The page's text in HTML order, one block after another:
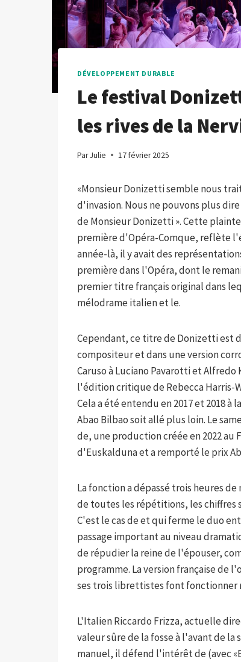
DÉVELOPPEMENT DURABLE
Le festival
les rives de la
ParJulie 17 février 2025
«Monsieur Donizetti semble nous
d'invasion. Nous ne pouvons plus
de Monsieur Donizetti ». Cette
première d'Opéra-Comque, reflète
année-là, il y avait des
première dans l'Opéra, dont le
premier titre français original dans
mélodrame italien et le.
Cependant, ce titre de Donizetti est
compositeur et dans une version
Caruso à Luciano Pavarotti et Alfredo
l'édition critique de Rebecca Harris-
Cela a été entendu en 2017 et 2018
Abao Bilbao soit allé plus loin. Le
de, une production créée en 2022 au
d'Euskalduna et a remporté le prix
La fonction a dépassé trois heures
de toutes les répétitions, les chiffres
C'est le cas de et qui ferme le duo
passage important au niveau
de répudier la reine de l'épouser,
programme. La version française
ses trois librettistes font fonctionner
L'Italien Riccardo Frizza, actuelle
valeur sûre de la fosse à l'avant de
manuel, il défend l'intérêt de (avec